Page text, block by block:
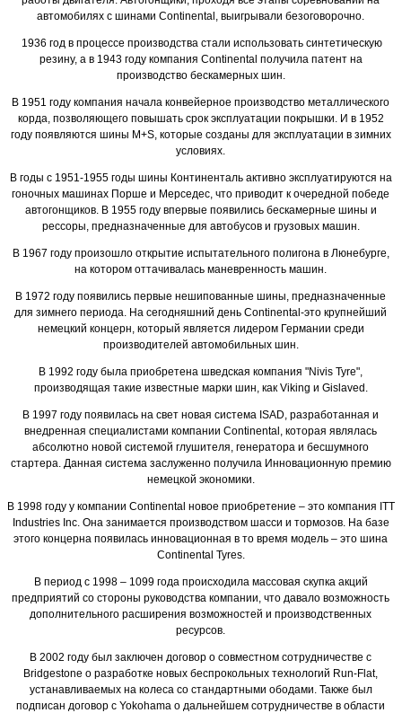
автомобилях с шинами Continental, выигрывали безоговорочно.
1936 год в процессе производства стали использовать синтетическую
резину, а в 1943 году компания Continental получила патент на
производство бескамерных шин.
В 1951 году компания начала конвейерное производство металлического
корда, позволяющего повышать срок эксплуатации покрышки. И в 1952
году появляются шины M+S, которые созданы для эксплуатации в зимних
условиях.
В годы с 1951-1955 годы шины Континенталь активно эксплуатируются на
гоночных машинах Порше и Мерседес, что приводит к очередной победе
автогонщиков. В 1955 году впервые появились бескамерные шины и
рессоры, предназначенные для автобусов и грузовых машин.
В 1967 году произошло открытие испытательного полигона в Люнебурге,
на котором оттачивалась маневренность машин.
В 1972 году появились первые нешипованные шины, предназначенные
для зимнего периода. На сегодняшний день Continental-это крупнейший
немецкий концерн, который является лидером Германии среди
производителей автомобильных шин.
В 1992 году была приобретена шведская компания "Nivis Tyre",
производящая такие известные марки шин, как Viking и Gislaved.
В 1997 году появилась на свет новая система ISAD, разработанная и
внедренная специалистами компании Continental, которая являлась
абсолютно новой системой глушителя, генератора и бесшумного
стартера. Данная система заслуженно получила Инновационную премию
немецкой экономики.
В 1998 году у компании Continental новое приобретение – это компания ITT
Industries Inc. Она занимается производством шасси и тормозов. На базе
этого концерна появилась инновационная в то время модель – это шина
Continental Tyres.
В период с 1998 – 1099 года происходила массовая скупка акций
предприятий со стороны руководства компании, что давало возможность
дополнительного расширения возможностей и производственных
ресурсов.
В 2002 году был заключен договор о совместном сотрудничестве с
Bridgestone о разработке новых беспрокольных технологий Run-Flat,
устанавливаемых на колеса со стандартными ободами. Также был
подписан договор с Yokohama о дальнейшем сотрудничестве в области